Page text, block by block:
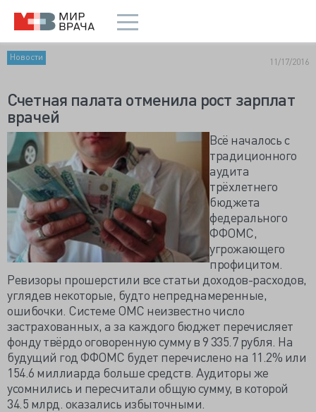
Новости 11/17/2016
Счетная палата отменила рост зарплат
врачей
Всё началось с
традиционного
аудита
трёхлетнего
бюджета
федерального
ФФОМС,
угрожающего
профицитом.
Ревизоры прошерстили все статьи доходов-расходов,
углядев некоторые, будто непреднамеренные,
ошибочки. Системе ОМС неизвестно число
застрахованных, а за каждого бюджет перечисляет
фонду твёрдо оговоренную сумму в 9 335.7 рубля. На
будущий год ФФОМС будет перечислено на 11.2% или
154.6 миллиарда больше средств. Аудиторы же
усомнились и пересчитали общую сумму, в которой
34.5 млрд. оказались избыточными.